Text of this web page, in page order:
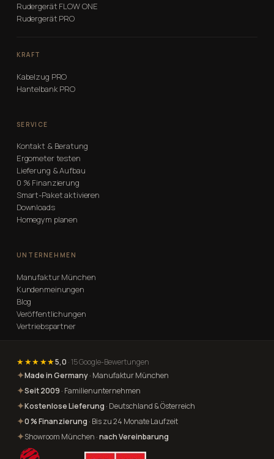
Rudergerät FLOW ONE
Rudergerät PRO
KRAFT
Kabelzug PRO
Hantelbank PRO
SERVICE
Kontakt & Beratung
Ergometer testen
Lieferung & Aufbau
0 % Finanzierung
Smart-Paket aktivieren
Downloads
Homegym planen
UNTERNEHMEN
Manufaktur München
Kundenmeinungen
Blog
Veröffentlichungen
Vertriebspartner
★★★★★5,0 · 15 Google-Bewertungen
✦Made in Germany· Manufaktur München
✦Seit 2009 · Familienunternehmen
✦Kostenlose Lieferung · Deutschland & Österreich
✦0 % Finanzierung · Bis zu 24 Monate Laufzeit
✦Showroom München ·nach Vereinbarung